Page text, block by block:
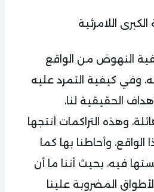
الكبرى اللامرئية
النهوض من الواقع
وفي كيفية التمرد عليه
الحقيقية لنا،
وهذه التراكمات أنتجها
وأحاطنا بها كما
فيه، بحيث أننا ما أن
المضروبة علينا